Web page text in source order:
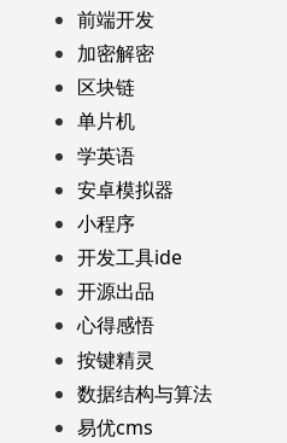
前端开发
加密解密
区块链
单片机
学英语
安卓模拟器
小程序
开发工具ide
开源出品
心得感悟
按键精灵
数据结构与算法
易优cms